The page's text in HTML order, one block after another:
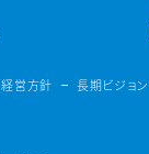
経営方針 長期ビジョ